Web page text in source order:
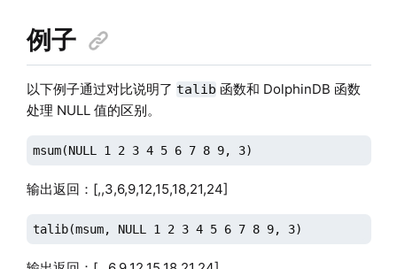
例子
以下例子通过对比说明了 talib函数和 DolphinDB 函数
处理 NULL 值的区别。
msum(NULL 1 2 3 4 5 6 7 8 9, 3)
输出返回：[,,3,6,9,12,15,18,21,24]
talib(msum, NULL 1 2 3 4 5 6 7 8 9, 3)